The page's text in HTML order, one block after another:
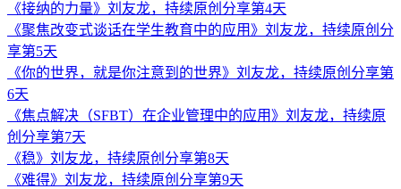
《接纳的力量》刘友龙，持续原创分享第4天
《聚焦改变式谈话在学生教育中的应用》刘友龙，持续原创分
享第5天
《你的世界，就是你注意到的世界》刘友龙，持续原创分享第
6天
《焦点解决（SFBT）在企业管理中的应用》刘友龙，持续原
创分享第7天
《稳》刘友龙，持续原创分享第8天
《难得》刘友龙，持续原创分享第9天